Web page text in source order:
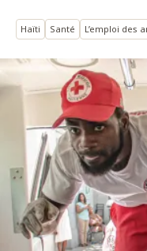
Haïti Santé L’emploi des